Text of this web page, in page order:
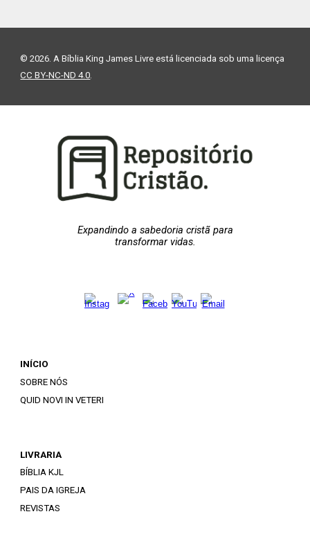
© 2026. A Bíblia King James Livre está licenciada sob uma licença
CC BY-NC-ND 4.0.
Expandindo a sabedoria cristã para
transformar vidas.
INÍCIO
SOBRE NÓS
QUID NOVI IN VETERI
LIVRARIA
BÍBLIA KJL
PAIS DA IGREJA
REVISTAS